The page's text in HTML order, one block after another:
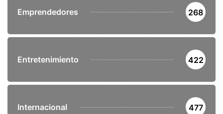
Emprendedores 268
Entretenimiento 422
Internacional 477